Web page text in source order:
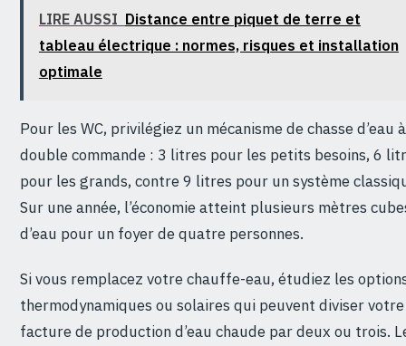
LIRE AUSSI Distance entre piquet de terre et
tableau électrique : normes, risques et installation
optimale
Pour les WC, privilégiez un mécanisme de chasse d’eau à
double commande : 3 litres pour les petits besoins, 6
pour les grands, contre 9 litres pour un système
Sur une année, l’économie atteint plusieurs mètres
d’eau pour un foyer de quatre personnes.
Si vous remplacez votre chauffe-eau, étudiez les
thermodynamiques ou solaires qui peuvent diviser votre
facture de production d’eau chaude par deux ou trois.